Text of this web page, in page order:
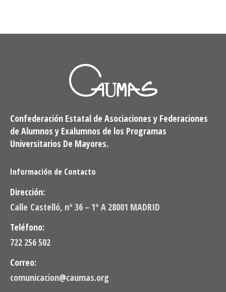
Confederación Estatal de Asociaciones y Federaciones
de Alumnos y Exalumnos de los Programas
Universitarios De Mayores.
Información de Contacto
Dirección:
Calle Castelló, nº 36 – 1º A 28001 MADRID
Teléfono:
722 256 502
Correo:
comunicacion@caumas.org